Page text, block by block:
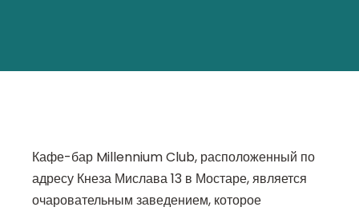
Кафе-бар Millennium Club, расположенный по
адресу Кнеза Мислава 13 в Мостаре, является
очаровательным заведением, которое